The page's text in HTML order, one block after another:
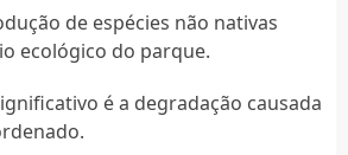
de espécies não nativas
ecológico do parque.
é a degradação causada